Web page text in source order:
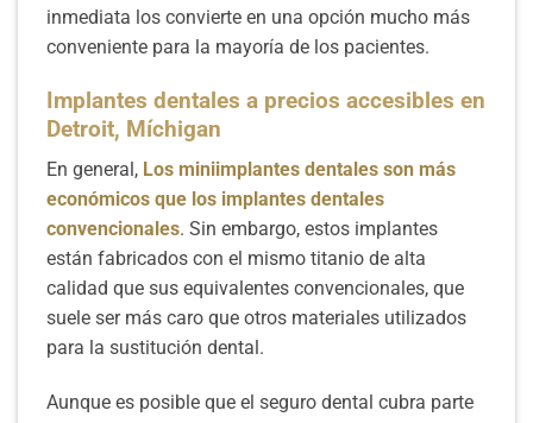
inmediata los convierte en una opción mucho más
conveniente para la mayoría de los pacientes.
Implantes dentales a precios accesibles en
Detroit, Míchigan
En general, Los miniimplantes dentales son más
económicos que los implantes dentales
convencionales. Sin embargo, estos implantes
están fabricados con el mismo titanio de alta
calidad que sus equivalentes convencionales, que
suele ser más caro que otros materiales utilizados
para la sustitución dental.
Aunque es posible que el seguro dental cubra parte